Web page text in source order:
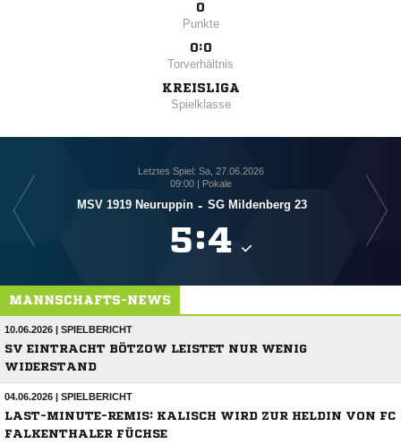
0
Punkte
0:0
Torverhältnis
KREISLIGA
Spielklasse
Letztes Spiel: Sa, 27.06.2026
09:00 | Pokale
MSV 1919 Neuruppin - SG Mildenberg 23
:
MANNSCHAFTS-NEWS
10.06.2026 | SPIELBERICHT
SV EINTRACHT BÖTZOW LEISTET NUR WENIG
WIDERSTAND
04.06.2026 | SPIELBERICHT
LAST-MINUTE-REMIS: KALISCH WIRD ZUR HELDIN VON FC
FALKENTHALER FÜCHSE